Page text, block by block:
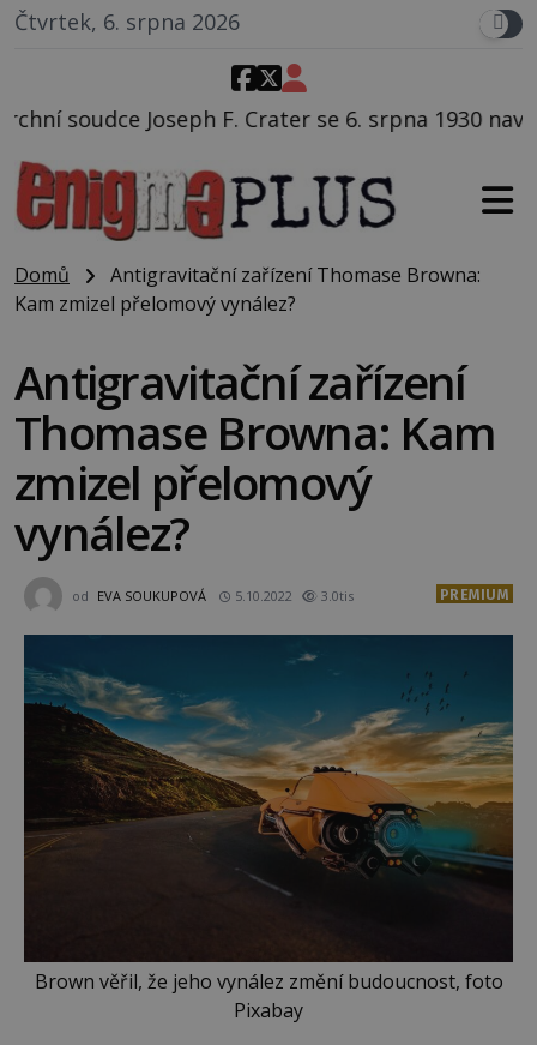
Čtvrtek, 6. srpna 2026
Crater se 6. srpna 1930 navečeří ve své
Domů
Antigravitační zařízení Thomase Browna:
Kam zmizel přelomový vynález?
Antigravitační zařízení
Thomase Browna: Kam
zmizel přelomový
vynález?
od EVA SOUKUPOVÁ 5.10.2022 3.0tis PREMIUM
Brown věřil, že jeho vynález změní budoucnost, foto
Pixabay